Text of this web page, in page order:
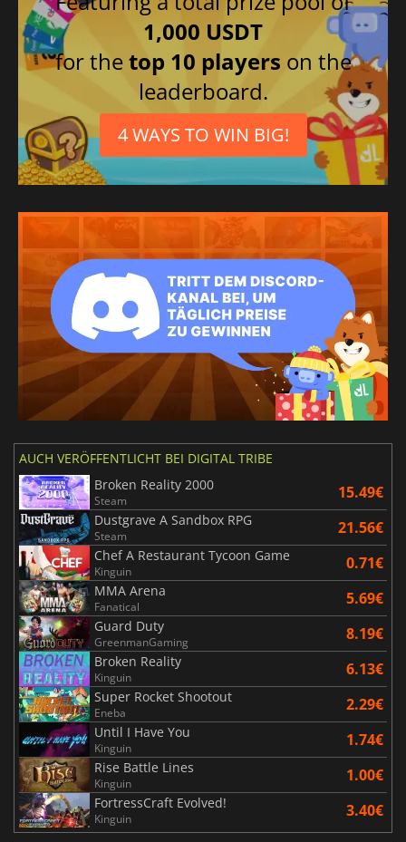
1,000 USDT
for thetop 10 players on the
leaderboard.
4 WAYS TO WIN BIG!
AUCH VERÖFFENTLICHT BEI DIGITAL TRIBE
Broken Reality 2000
Steam 15.49€
Dustgrave A Sandbox RPG
Steam 21.56€
Chef A Restaurant Tycoon Game
Kinguin 0.71€
MMA Arena
Fanatical 5.69€
Guard Duty
GreenmanGaming 8.19€
Broken Reality
Kinguin 6.13€
Super Rocket Shootout
Eneba 2.29€
Until I Have You
Kinguin 1.74€
Rise Battle Lines
Kinguin 1.00€
FortressCraft Evolved!
Kinguin 3.40€